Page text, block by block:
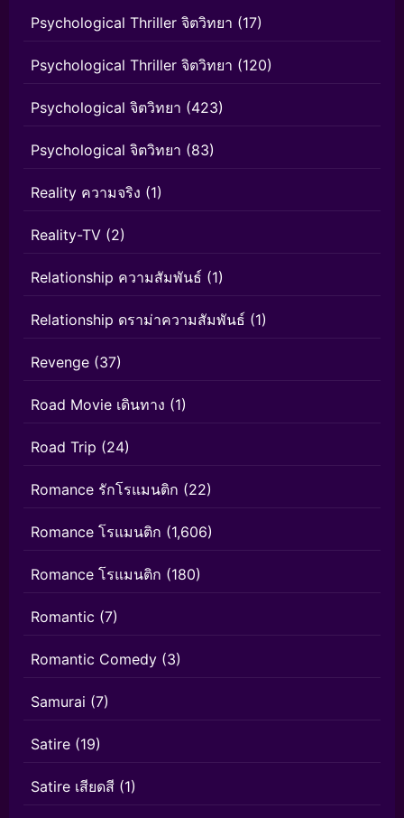
Psychological Thriller จิตวิทยา (17)
Psychological Thriller จิตวิทยา (120)
Psychological จิตวิทยา (423)
Psychological จิตวิทยา (83)
Reality ความจริง (1)
Reality-TV (2)
Relationship ความสัมพันธ์ (1)
Relationship ดราม่าความสัมพันธ์ (1)
Revenge (37)
Road Movie เดินทาง (1)
Road Trip (24)
Romance รักโรแมนติก (22)
Romance โรแมนติก (1,606)
Romance โรแมนติก (180)
Romantic (7)
Romantic Comedy (3)
Samurai (7)
Satire (19)
Satire เสียดสี (1)